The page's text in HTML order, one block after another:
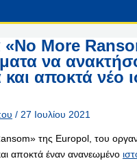
More
να
και αποκτά νέο
/ 27 Ιουλίου 2021
της Europol, του
αποκτά έναν ανανεωμένο